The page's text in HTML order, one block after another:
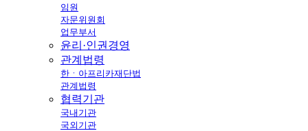
임원
자문위원회
업무부서
윤리·인권경영
관계법령
한ㆍ아프리카재단법
관계법령
협력기관
국내기관
국외기관